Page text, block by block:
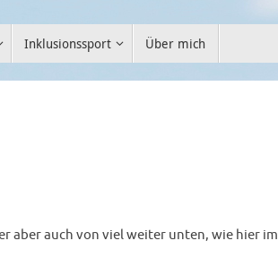
Inklusionssport Über mich
aber auch von viel weiter unten, wie hier im